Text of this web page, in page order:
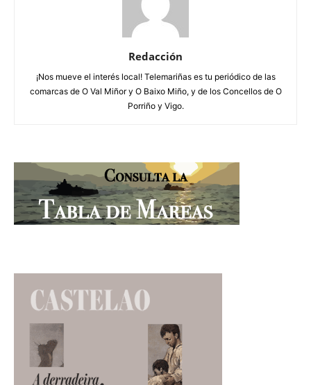
Redacción
¡Nos mueve el interés local! Telemariñas es tu periódico de las
comarcas de O Val Miñor y O Baixo Miño, y de los Concellos de O
Porriño y Vigo.